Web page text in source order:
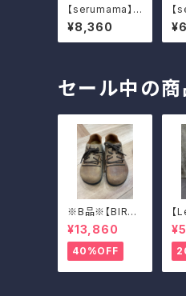
【serumama】P
LANET「太陽」
¥8,360
【
セール中の
※B品※【BIRKE
NSTOCK】Mon
tana/CUOIO 3
8
¥13,860
40%OFF
【